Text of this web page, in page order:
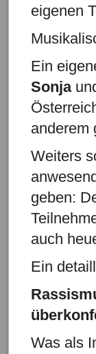
eigenen
Ein
Sonja
anderem
Weiters
geben:
auch
Ein
Was als